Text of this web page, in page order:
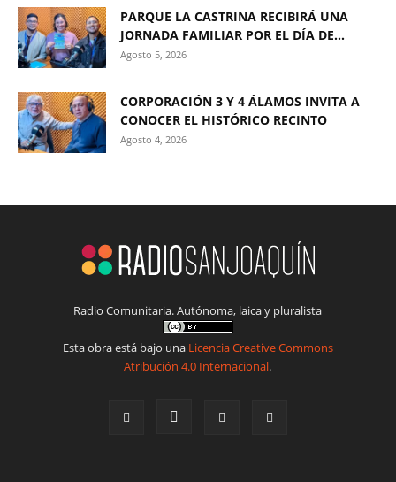
PARQUE LA CASTRINA RECIBIRÁ UNA
JORNADA FAMILIAR POR EL DÍA DE...
Agosto 5, 2026
CORPORACIÓN 3 Y 4 ÁLAMOS INVITA A
CONOCER EL HISTÓRICO RECINTO
Agosto 4, 2026
Radio Comunitaria. Autónoma, laica y pluralista
Esta obra está bajo una Licencia Creative Commons
Atribución 4.0 Internacional.